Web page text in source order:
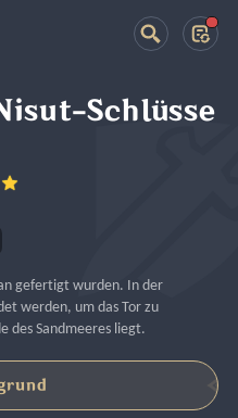
Schlüsse
gefertigt wurden. In der
werden, um das Tor zu
des Sandmeeres liegt.